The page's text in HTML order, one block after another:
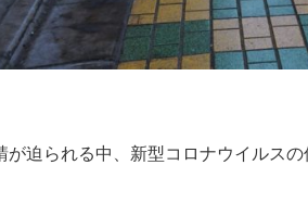
迫られる中、 新型コロナウイルス